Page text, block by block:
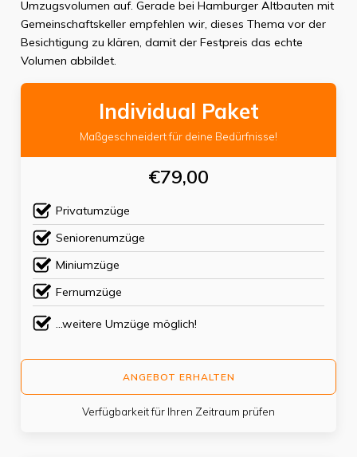
Umzugsvolumen auf. Gerade bei Hamburger Altbauten mit
Gemeinschaftskeller empfehlen wir, dieses Thema vor der
Besichtigung zu klären, damit der Festpreis das echte
Volumen abbildet.
Individual Paket
Maßgeschneidert für deine Bedürfnisse!
€79,00
Privatumzüge
Seniorenumzüge
Miniumzüge
Fernumzüge
...weitere Umzüge möglich!
ANGEBOT ERHALTEN
Verfügbarkeit für Ihren Zeitraum prüfen